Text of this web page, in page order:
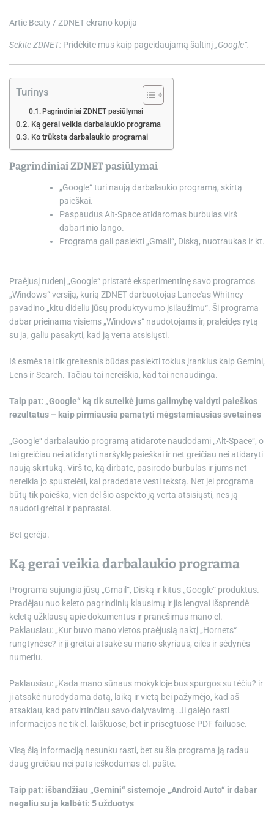
Artie Beaty / ZDNET ekrano kopija
Sekite ZDNET: Pridėkite mus kaip pageidaujamą šaltinį„Google“.
Turinys
Pagrindiniai ZDNET pasiūlymai
Ką gerai veikia darbalaukio programa
Ko trūksta darbalaukio programai
Pagrindiniai ZDNET pasiūlymai
„Google“ turi naują darbalaukio programą, skirtą
paieškai.
Paspaudus Alt-Space atidaromas burbulas virš
dabartinio lango.
Programa gali pasiekti „Gmail“, Diską, nuotraukas ir kt.
Praėjusį rudenį „Google“ pristatė eksperimentinę savo programos
„Windows“ versiją, kurią ZDNET darbuotojas Lance'as Whitney
pavadino „kitu dideliu jūsų produktyvumo įsilaužimu“. Ši programa
dabar prieinama visiems „Windows“ naudotojams ir, praleidęs rytą
su ja, galiu pasakyti, kad ją verta atsisiųsti.
Iš esmės tai tik greitesnis būdas pasiekti tokius įrankius kaip Gemini,
Lens ir Search. Tačiau tai nereiškia, kad tai nenaudinga.
Taip pat: „Google“ ką tik suteikė jums galimybę valdyti paieškos
rezultatus – kaip pirmiausia pamatyti mėgstamiausias svetaines
„Google“ darbalaukio programą atidarote naudodami „Alt-Space“, o
tai greičiau nei atidaryti naršyklę paieškai ir net greičiau nei atidaryti
naują skirtuką. Virš to, ką dirbate, pasirodo burbulas ir jums net
nereikia jo spustelėti, kai pradedate vesti tekstą. Net jei programa
būtų tik paieška, vien dėl šio aspekto ją verta atsisiųsti, nes ją
naudoti greitai ir paprastai.
Bet gerėja.
Ką gerai veikia darbalaukio programa
Programa sujungia jūsų „Gmail“, Diską ir kitus „Google“ produktus.
Pradėjau nuo keleto pagrindinių klausimų ir jis lengvai išsprendė
keletą užklausų apie dokumentus ir pranešimus mano el.
Paklausiau: „Kur buvo mano vietos praėjusią naktį „Hornets“
rungtynėse? ir ji greitai atsakė su mano skyriaus, eilės ir sėdynės
numeriu.
Paklausiau: „Kada mano sūnaus mokykloje bus spurgos su tėčiu? ir
ji atsakė nurodydama datą, laiką ir vietą bei pažymėjo, kad aš
atsakiau, kad patvirtinčiau savo dalyvavimą. Ji galėjo rasti
informacijos ne tik el. laiškuose, bet ir prisegtuose PDF failuose.
Visą šią informaciją nesunku rasti, bet su šia programa ją radau
daug greičiau nei pats ieškodamas el. pašte.
Taip pat: išbandžiau „Gemini“ sistemoje „Android Auto“ ir dabar
negaliu su ja kalbėti: 5 užduotys